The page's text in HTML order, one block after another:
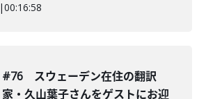
|00:16:58
#76 スウェーデン在住の翻訳
家・久山葉子さんをゲストにお迎